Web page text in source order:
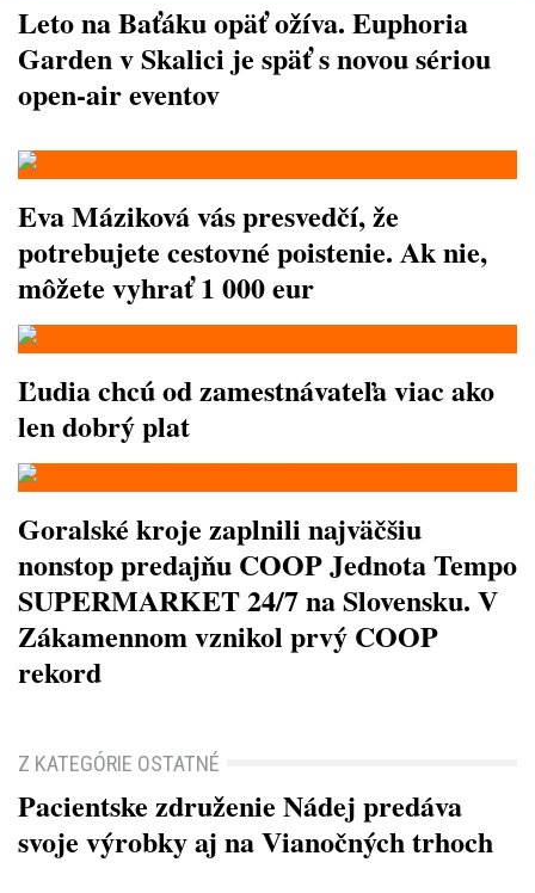
Leto na Baťáku opäť ožíva. Euphoria
Garden v Skalici je späť s novou sériou
open-air eventov
Eva Máziková vás presvedčí, že
potrebujete cestovné poistenie. Ak nie,
môžete vyhrať 1 000 eur
Ľudia chcú od zamestnávateľa viac ako
len dobrý plat
Goralské kroje zaplnili najväčšiu
nonstop predajňu COOP Jednota Tempo
SUPERMARKET 24/7 na Slovensku. V
Zákamennom vznikol prvý COOP
rekord
Z KATEGÓRIE OSTATNÉ
Pacientske združenie Nádej predáva
svoje výrobky aj na Vianočných trhoch